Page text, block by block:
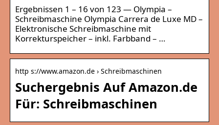
Ergebnissen 1 – 16 von 123 — Olympia –
Schreibmaschine Olympia Carrera de Luxe MD –
Elektronische Schreibmaschine mit
Korrekturspeicher – inkl. Farbband – …
http s://www.amazon.de › Schreibmaschinen
Suchergebnis Auf Amazon.de
Für: Schreibmaschinen